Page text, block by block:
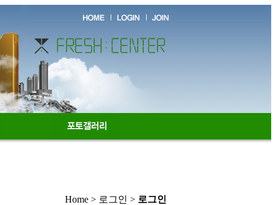
Home > 로그인 > 로그인